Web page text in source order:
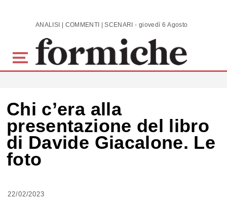
Skip to main content ANALISI | COMMENTI | SCENARI - giovedì 6 Agosto 2026
Chi c’era alla
presentazione del libro
di Davide Giacalone. Le
foto
22/02/2023